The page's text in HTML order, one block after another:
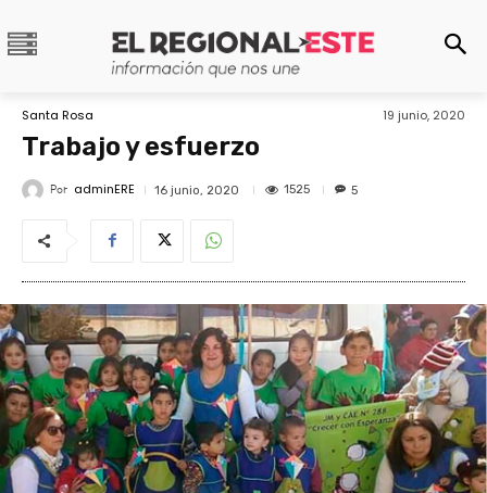
Santa Rosa 19 junio, 2020
Trabajo y esfuerzo
Por adminERE 16 junio, 2020 1525 5